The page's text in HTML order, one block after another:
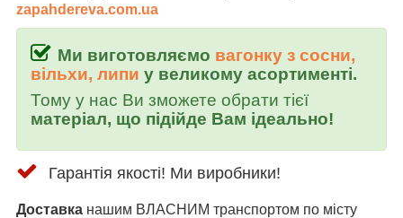
zapahdereva.com.ua
Ми виготовляємо вагонку з сосни,
вільхи, липи у великому асортименті.
Тому у нас Ви зможете обрати тієї
матеріал, що підійде Вам ідеально!
Гарантія якості! Ми виробники!
Доставка нашим ВЛАСНИМ транспортом по місту